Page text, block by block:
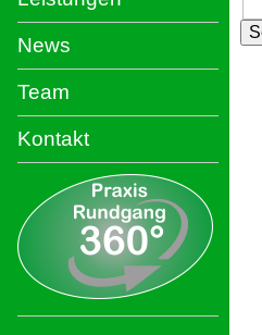
News
Team
Kontakt